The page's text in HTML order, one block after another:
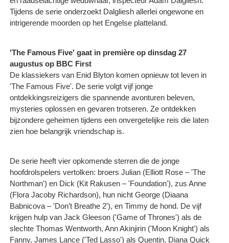
Tijdens de serie onderzoekt Dalgliesh allerlei ongewone en
intrigerende moorden op het Engelse platteland.
'The Famous Five' gaat in première op dinsdag 27
augustus op BBC First
De klassiekers van Enid Blyton komen opnieuw tot leven in
'The Famous Five'. De serie volgt vijf jonge
ontdekkingsreizigers die spannende avonturen beleven,
mysteries oplossen en gevaren trotseren. Ze ontdekken
bijzondere geheimen tijdens een onvergetelijke reis die laten
zien hoe belangrijk vriendschap is.
De serie heeft vier opkomende sterren die de jonge
hoofdrolspelers vertolken: broers Julian (Elliott Rose – 'The
Northman') en Dick (Kit Rakusen – 'Foundation'), zus Anne
(Flora Jacoby Richardson), hun nicht George (Diaana
Babnicova – 'Don’t Breathe 2'), en Timmy de hond. De vijf
krijgen hulp van Jack Gleeson ('Game of Thrones') als de
slechte Thomas Wentworth, Ann Akinjirin ('Moon Knight') als
Fanny, James Lance ('Ted Lasso') als Quentin, Diana Quick